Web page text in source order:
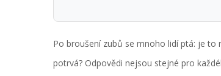
Po broušení zubů se mnoho lidí ptá: je
potrvá? Odpovědi nejsou stejné pro